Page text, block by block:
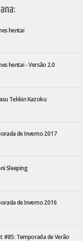
hentai
hentai - Versão 2.0
Tekkin Kazoku
de Inverno 2017
Sleeping
de Inverno 2016
#85: Temporada de Verão